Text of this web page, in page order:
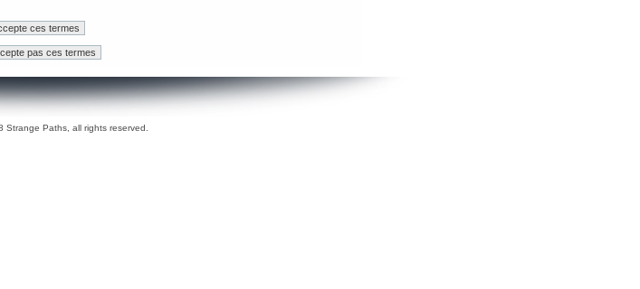
Strange Paths, all rights reserved.